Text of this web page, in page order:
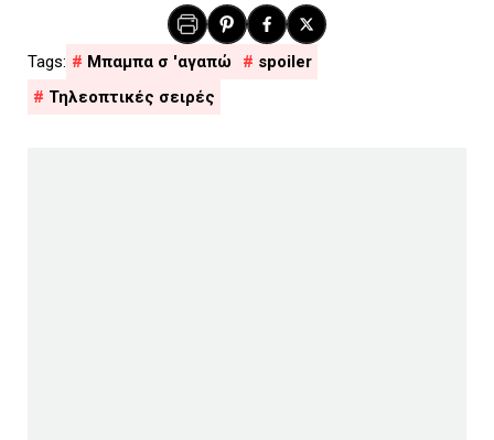
Mπαμπα σ 'αγαπώ
spoiler
Τηλεοπτικές σειρές